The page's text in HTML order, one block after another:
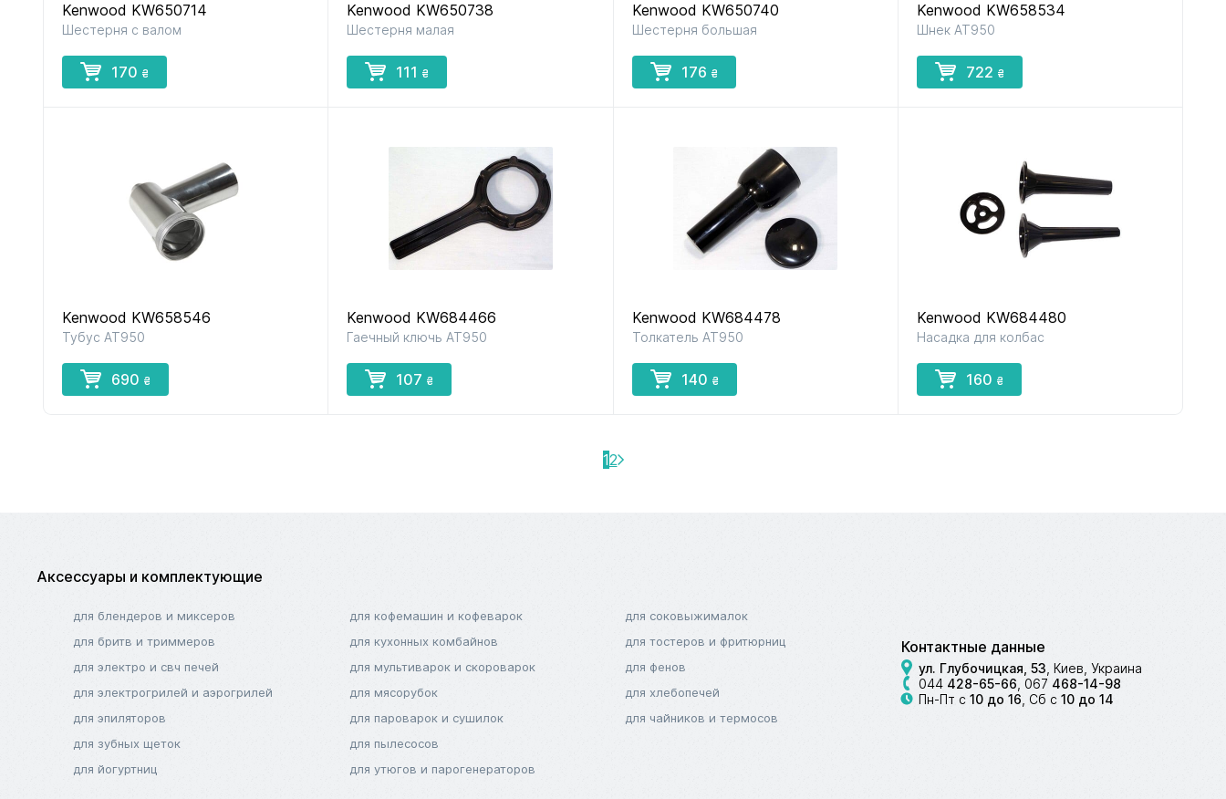
Kenwood KW650714
Шестерня с валом
170 ₴
Kenwood KW650738
Шестерня малая
111 ₴
Kenwood KW650740
Шестерня большая
176 ₴
Kenwood KW658534
Шнек AT950
722 ₴
Kenwood KW658546
Тубус AT950
690 ₴
Kenwood KW684466
Гаечный ключь AT950
107 ₴
Kenwood KW684478
Толкатель AT950
140 ₴
Kenwood KW684480
Насадка для колбас
160 ₴
12
Аксессуары и комплектующие
для блендеров и миксеров
для бритв и триммеров
для электро и свч печей
для электрогрилей и аэрогрилей
для эпиляторов
для зубных щеток
для йогуртниц
для кофемашин и кофеварок
для кухонных комбайнов
для мультиварок и скороварок
для мясорубок
для пароварок и сушилок
для пылесосов
для утюгов и парогенераторов
для соковыжималок
для тостеров и фритюрниц
для фенов
для хлебопечей
для чайников и термосов
Контактные данные
ул. Глубочицкая, 53 , Киев, Украина
044 428-65-66 067 468-14-98
Пн-Пт с 10 до 16 , Сб с 10 до 14